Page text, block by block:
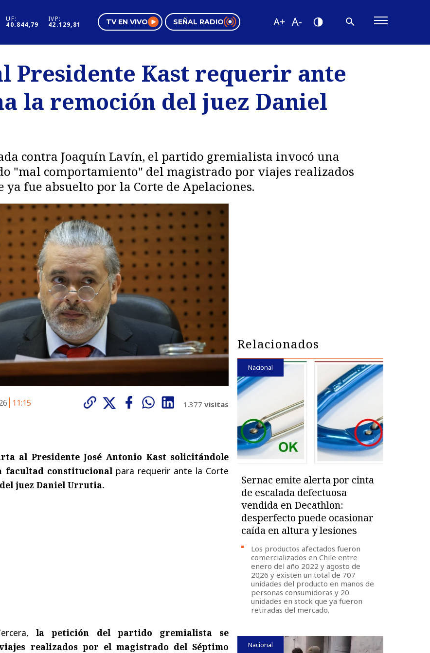
UF:
40.844,79
IVP:
42.129,81 TV EN VIVO SEÑAL RADIO
Negocios
Pura Mujer
Tendencias
Videos
Presidente Kast requerir ante
la remoción del juez Daniel
contra Joaquín Lavín, el partido gremialista invocó una
"mal comportamiento" del magistrado por viajes realizados
ya fue absuelto por la Corte de Apelaciones.
11:15 1.377 visitas
al Presidente José Antonio Kast solicitándole
facultad constitucionalpara requerir ante la Corte
juez Daniel Urrutia.
la petición del partido gremialista se
realizados por el magistrado del Séptimo
Relacionados
Nacional
Sernac emite alerta por cinta
de escalada defectuosa
vendida en Decathlon:
desperfecto puede ocasionar
caída en altura y lesiones
Los productos afectados fueron
comercializados en Chile entre
enero del año 2022 y agosto de
2026 y existen un total de 707
unidades del producto en manos de
personas consumidoras y 20
unidades en stock que ya fueron
retiradas del mercado.
Nacional